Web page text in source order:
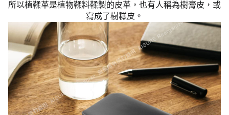
所以植鞣革是植物鞣料鞣製的皮革，也有人稱為樹膏皮，或
寫成了樹糕皮。